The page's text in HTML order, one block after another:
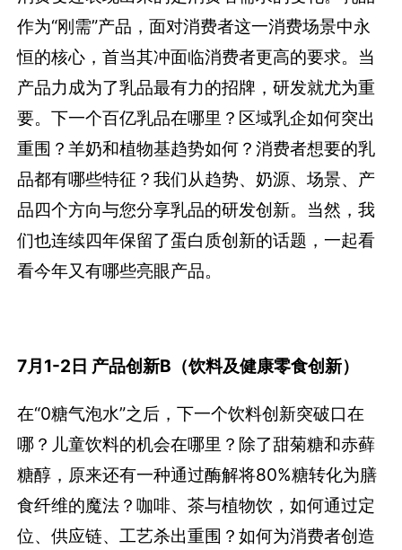
作为“刚需”产品，面对消费者这一消费场景中永
恒的核心，首当其冲面临消费者更高的要求。当
产品力成为了乳品最有力的招牌，研发就尤为重
要。下一个百亿乳品在哪里？区域乳企如何突出
重围？羊奶和植物基趋势如何？消费者想要的乳
品都有哪些特征？我们从趋势、奶源、场景、产
品四个方向与您分享乳品的研发创新。当然，我
们也连续四年保留了蛋白质创新的话题，一起看
看今年又有哪些亮眼产品。
7月1-2日 产品创新B（饮料及健康零食创新）
在“0糖气泡水”之后，下一个饮料创新突破口在
哪？儿童饮料的机会在哪里？除了甜菊糖和赤藓
糖醇，原来还有一种通过酶解将80%糖转化为膳
食纤维的魔法？咖啡、茶与植物饮，如何通过定
位、供应链、工艺杀出重围？如何为消费者创造